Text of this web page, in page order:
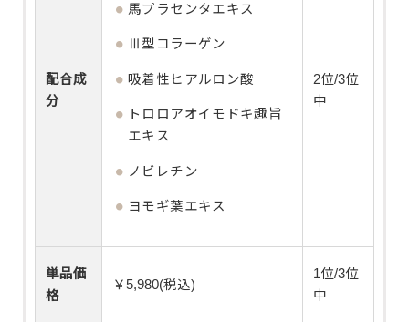
配合成
分
馬プラセンタエキス
Ⅲ型コラーゲン
吸着性ヒアルロン酸
トロロアオイモドキ趣旨
エキス
ノビレチン
ヨモギ葉エキス
2位/3位
中
単品価
格
￥5,980(税込)
1位/3位
中